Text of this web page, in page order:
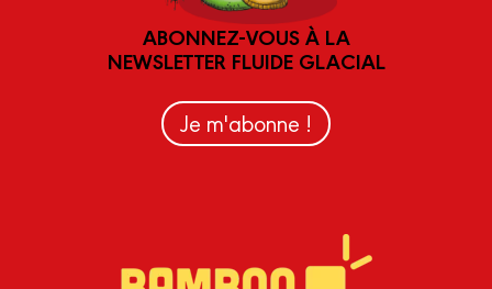
ABONNEZ-VOUS À LA
NEWSLETTER FLUIDE GLACIAL
Je m'abonne !